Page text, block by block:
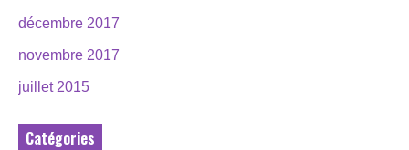
décembre 2017
novembre 2017
juillet 2015
Catégories